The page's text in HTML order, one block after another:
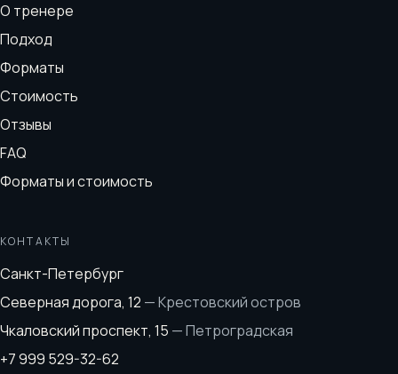
О тренере
Подход
Форматы
Стоимость
Отзывы
FAQ
Форматы и стоимость
КОНТАКТЫ
Санкт-Петербург
Северная дорога, 12 —Крестовский остров
Чкаловский проспект, 15 —Петроградская
+7 999 529-32-62